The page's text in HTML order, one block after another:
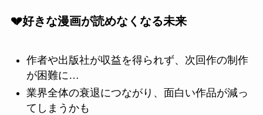
💔好きな漫画が読めなくなる未来
作者や出版社が収益を得られず、次回作の制作
が困難に…
業界全体の衰退につながり、面白い作品が減っ
てしまうかも